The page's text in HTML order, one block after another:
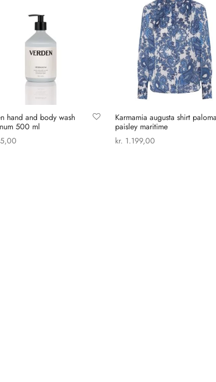
hand and body wash
500 ml
Karmamia augusta shirt paloma
paisley maritime
kr. 1.199,00